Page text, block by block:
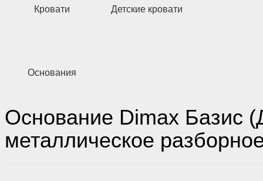
Кровати Детские кровати
Основания
Основание Dimax Базис
металлическое